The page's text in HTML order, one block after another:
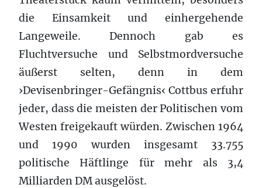
die Einsamkeit und einhergehende
Langeweile. Dennoch gab es
Fluchtversuche und Selbstmordversuche
äußerst selten, denn in dem
›Devisenbringer-Gefängnis‹ Cottbus erfuhr
jeder, dass die meisten der Politischen vom
Westen freigekauft würden. Zwischen 1964
und 1990 wurden insgesamt 33.755
politische Häftlinge für mehr als 3,4
Milliarden DM ausgelöst.